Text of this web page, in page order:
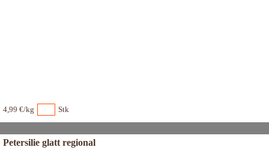
4,99 €/kg Stk
Petersilie glatt regional